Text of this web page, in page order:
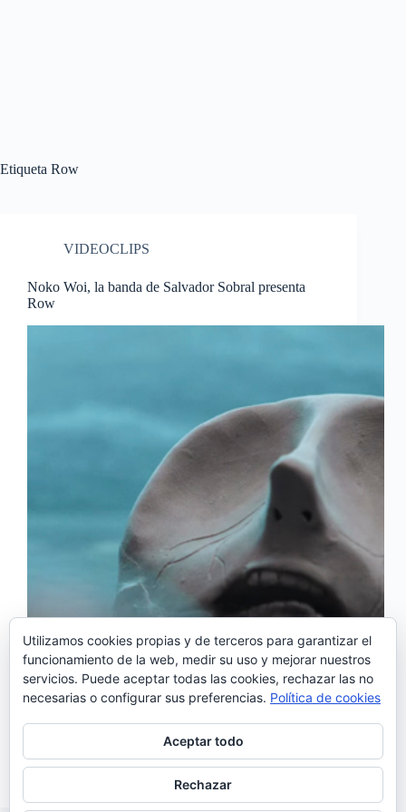
Etiqueta Row
VIDEOCLIPS
Noko Woi, la banda de Salvador Sobral presenta
Row
‘Row’, es el nuevo single de Noko Woi, la banda
catalana de la que el cantante portugués Salvador
Sobral es vocalista. ‘Row’ viene presentado por un
original videoclip que fue dirigido por Adolfo
Bueno, uno de los miembros de la…
Noemí Sánchez
29/06/2020
Utilizamos cookies propias y de terceros para garantizar el
funcionamiento de la web, medir su uso y mejorar nuestros
servicios. Puede aceptar todas las cookies, rechazar las no
necesarias o configurar sus preferencias. Política de cookies
Aceptar todo
Rechazar